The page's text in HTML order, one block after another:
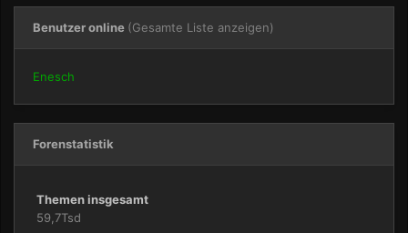
Benutzer online (Gesamte Liste anzeigen)
Enesch
Forenstatistik
Themen insgesamt
59,7Tsd